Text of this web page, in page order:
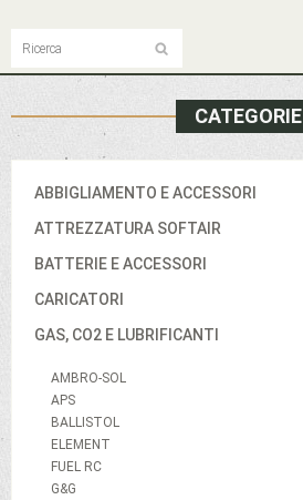
CATEGORIE
ABBIGLIAMENTO E ACCESSORI
ATTREZZATURA SOFTAIR
BATTERIE E ACCESSORI
CARICATORI
GAS, CO2 E LUBRIFICANTI
AMBRO-SOL
APS
BALLISTOL
ELEMENT
FUEL RC
G&G